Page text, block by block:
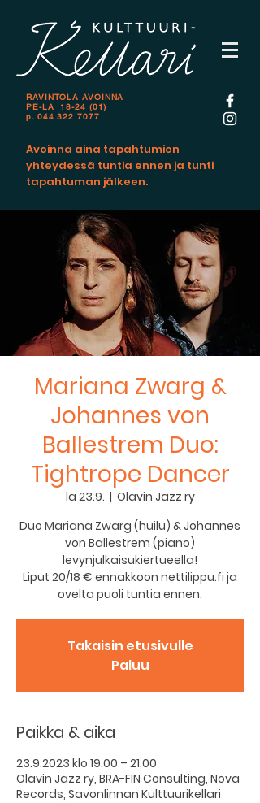
RAVINTOLA AVOINNA
PE-LA 18-24 (01)
p. 044 322 7077
Avoinna aina tapahtumien
yhteydessä tuntia ennen ja tunti
tapahtuman jälkeen.
Mariana Zwarg &
Johannes von
Ballestrem Duo:
Tightrope Dancer
la 23.9.
  |
Olavin Jazz ry
Duo Mariana Zwarg (huilu) & Johannes
von Ballestrem (piano)
levynjulkaisukiertueella!
Liput 20/18 € ennakkoon nettilippu.fi ja
ovelta puoli tuntia ennen.
Takaisin etusivulle
Paluu
Paikka & aika
23.9.2023 klo 19.00 – 21.00
Olavin Jazz ry, BRA-FIN Consulting, Nova
Records, Savonlinnan Kulttuurikellari